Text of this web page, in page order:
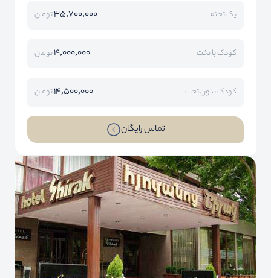
یک تخته 35,700,000تومان
کودک با تخت 19,000,000تومان
کودک بدون تخت 14,500,000تومان
تماس رایگان